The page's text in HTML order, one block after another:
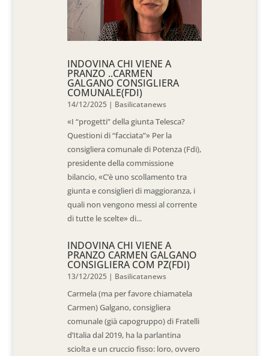
INDOVINA CHI VIENE A
PRANZO ..CARMEN
GALGANO CONSIGLIERA
COMUNALE(FDI)
14/12/2025 | Basilicatanews
«I “progetti” della giunta Telesca?
Questioni di “facciata”» Per la
consigliera comunale di Potenza (Fdi),
presidente della commissione
bilancio, «C’è uno scollamento tra
giunta e consiglieri di maggioranza, i
quali non vengono messi al corrente
di tutte le scelte» di...
INDOVINA CHI VIENE A
PRANZO CARMEN GALGANO
CONSIGLIERA COM PZ(FDI)
13/12/2025 | Basilicatanews
Carmela (ma per favore chiamatela
Carmen) Galgano, consigliera
comunale (già capogruppo) di Fratelli
d’Italia dal 2019, ha la parlantina
sciolta e un cruccio fisso: loro, ovvero